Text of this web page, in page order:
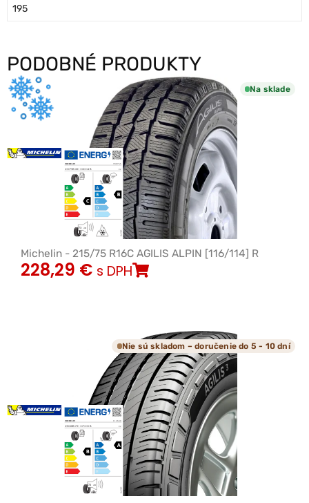
195
PODOBNÉ PRODUKTY
Na sklade
Michelin - 215/75 R16C AGILIS ALPIN [116/114] R
228,29 € s DPH
Nie sú skladom – doručenie do 5 - 10 dní